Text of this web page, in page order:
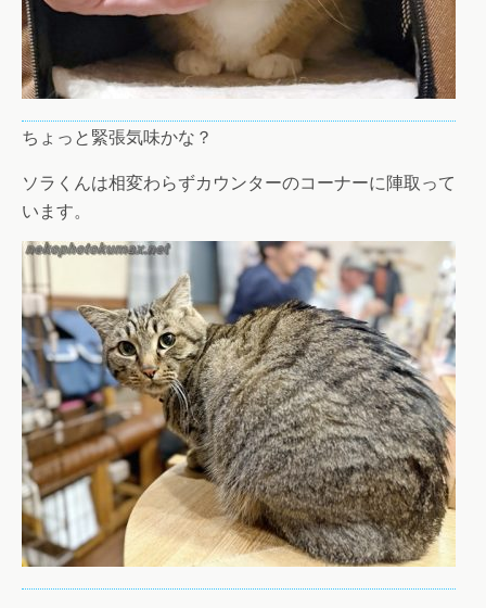
ちょっと緊張気味かな？
ソラくんは相変わらずカウンターのコーナーに陣取って
います。